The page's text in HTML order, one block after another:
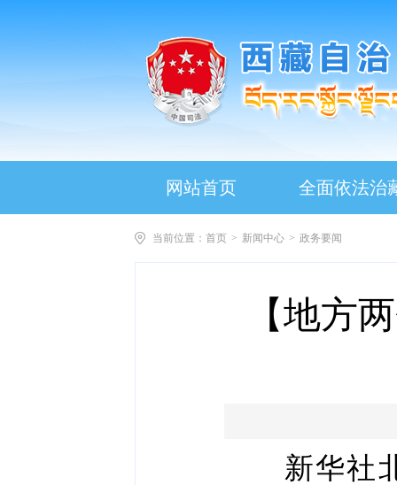
网站首页 全面依法治
当前位置： 首页 > 新闻中心 > 政务要闻
【地方
新华社